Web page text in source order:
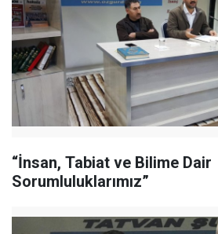
“İnsan, Tabiat ve Bilime Dair
Sorumluluklarımız”